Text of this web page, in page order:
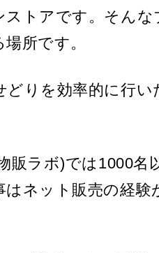
ストアです。そん
所です。
どりを効率的に行
販ラボ)では1000名
はネット販売の経